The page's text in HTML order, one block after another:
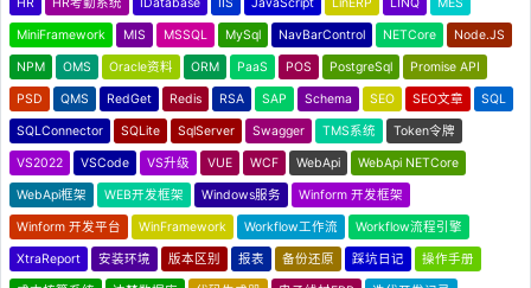
MiniFramework MIS MSSQL MySql NavBarControl NETCore Node.JS
NPM OMS Oracle资料 ORM PaaS POS PostgreSql Promise API
PSD QMS RedGet Redis RSA SAP Schema SEO SEO文章 SQL
SQLConnector SQLite SqlServer Swagger TMS系统 Token令牌
VS2022 VSCode VS升级 VUE WCF WebApi WebApi NETCore
WebApi框架 WEB开发框架 Windows服务 Winform 开发框架
Winform 开发平台 WinFramework Workflow工作流 Workflow流程引擎
XtraReport 安装环境 版本区别 报表 备份还原 踩坑日记 操作手册